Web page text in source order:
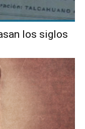
los siglos